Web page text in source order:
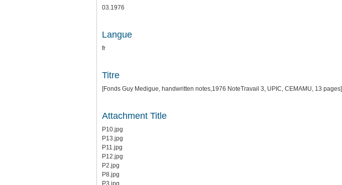
03.1976
Langue
fr
Titre
[Fonds Guy Medigue, handwritten notes,1976 NoteTravail 3, UPIC, CEMAMU, 13 pages]
Attachment Title
P10.jpg
P13.jpg
P11.jpg
P12.jpg
P2.jpg
P8.jpg
P3.jpg